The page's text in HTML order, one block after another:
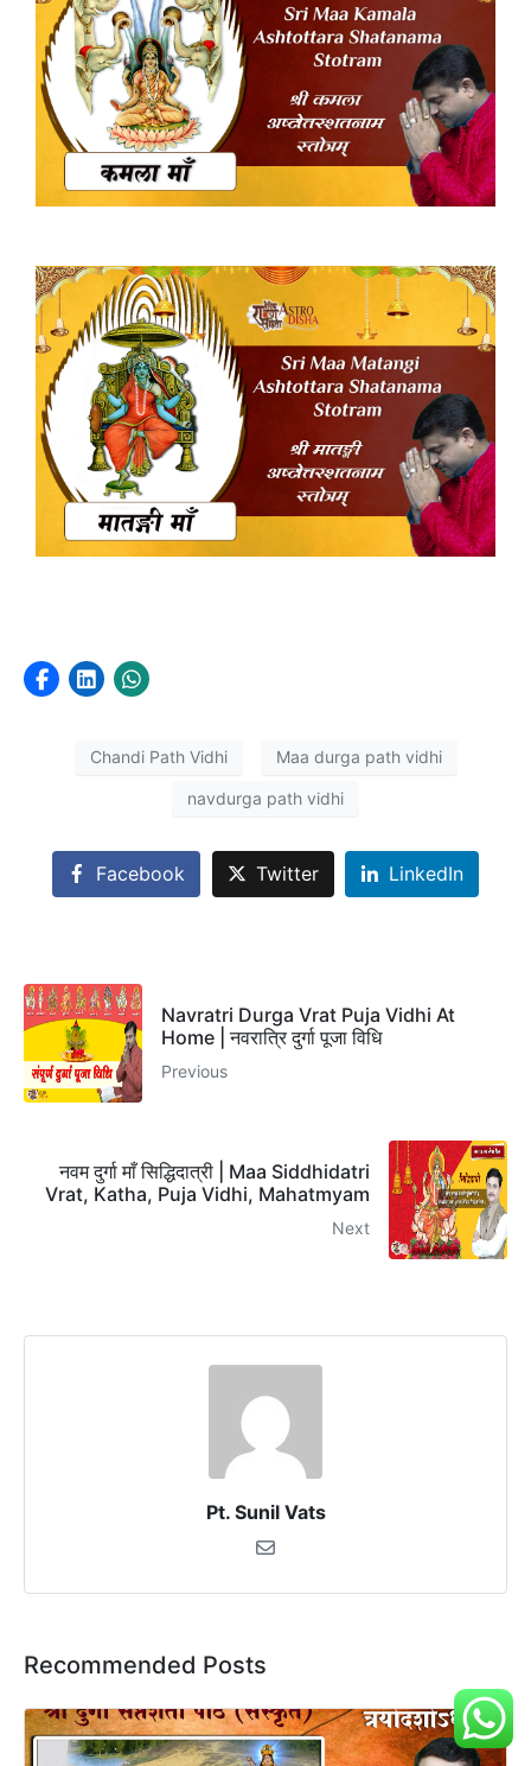
Chandi Path Vidhi Maa durga path vidhi
navdurga path vidhi
Facebook Twitter LinkedIn
Navratri Durga Vrat Puja Vidhi At
Home | नवरा‍त्रि दुर्गा पूजा विधि
Previous
नवम दुर्गा माँ सिद्धिदात्री | Maa Siddhidatri
Vrat, Katha, Puja Vidhi, Mahatmyam
Next
Pt. Sunil Vats
Recommended Posts